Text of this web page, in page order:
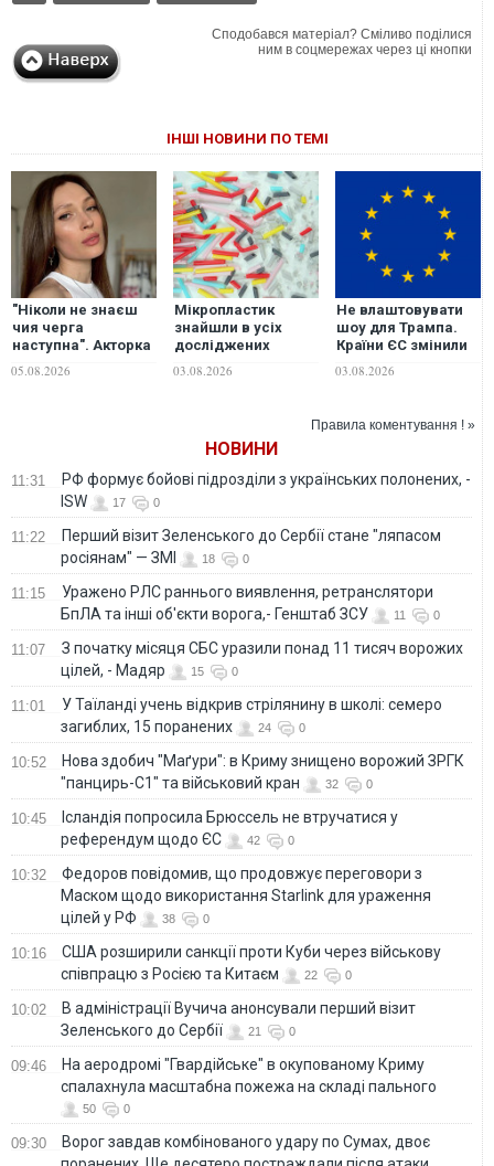
Сподобався матеріал? Сміливо поділися
ним в соцмережах через ці кнопки
ІНШІ НОВИНИ ПО ТЕМІ
"Ніколи не знаєш
чия черга
наступна". Акторка
відреагувала на
05.08.2026
Мікропластик
знайшли в усіх
досліджених
03.08.2026
Не влаштовувати
шоу для Трампа.
Країни ЄС змінили
на нові митні
03.08.2026
Правила коментування ! »
НОВИНИ
11:31
РФ формує бойові підрозділи з українських полонених, -
ISW
17 0
11:22
Перший візит Зеленського до Сербії стане "ляпасом
росіянам" — ЗМІ
18 0
11:15
Уражено РЛС раннього виявлення, ретранслятори
БпЛА та інші об'єкти ворога,- Генштаб ЗСУ
11 0
11:07
З початку місяця СБС уразили понад 11 тисяч ворожих
цілей, - Мадяр
15 0
11:01
У Таїланді учень відкрив стрілянину в школі: семеро
загиблих, 15 поранених
24 0
10:52
Нова здобич "Маґури": в Криму знищено ворожий ЗРГК
"панцирь-С1" та військовий кран
32 0
10:45
Ісландія попросила Брюссель не втручатися у
референдум щодо ЄС
42 0
10:32
Федоров повідомив, що продовжує переговори з
Маском щодо використання Starlink для ураження
цілей у РФ
38 0
10:16
США розширили санкції проти Куби через військову
співпрацю з Росією та Китаєм
22 0
10:02
В адміністрації Вучича анонсували перший візит
Зеленського до Сербії
21 0
09:46
На аеродромі "Гвардійське" в окупованому Криму
спалахнула масштабна пожежа на складі пального
50 0
09:30
Ворог завдав комбінованого удару по Сумах, двоє